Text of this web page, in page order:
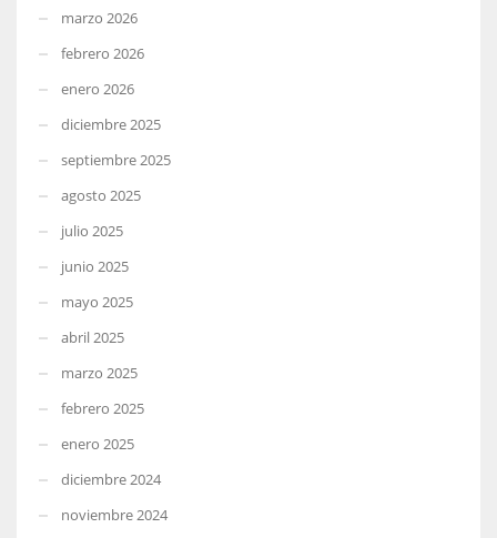
marzo 2026
febrero 2026
enero 2026
diciembre 2025
septiembre 2025
agosto 2025
julio 2025
junio 2025
mayo 2025
abril 2025
marzo 2025
febrero 2025
enero 2025
diciembre 2024
noviembre 2024